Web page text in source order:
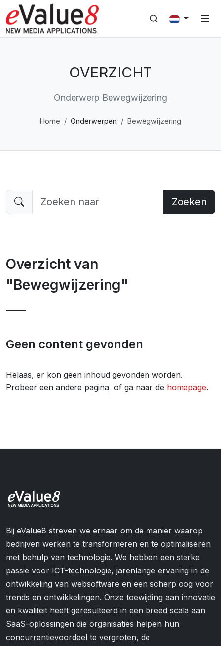
OVERZICHT
Onderwerp Bewegwijzering
Home Onderwerpen Bewegwijzering
Zoeken
Overzicht van
"Bewegwijzering"
Geen content gevonden
Helaas, er kon geen inhoud gevonden worden.
Probeer een andere pagina, of ga naar de homepage.
Bij eValue8 streven we ernaar om de manier waarop
bedrijven werken te transformeren en te optimaliseren
met behulp van technologie. We hebben een sterke
passie voor ICT-technologie, jarenlange ervaring in de
ontwikkeling van websoftware en een scherp oog voor
trends en ontwikkelingen. Onze toewijding aan innovatie
en kwaliteit heeft geresulteerd in een breed scala aan
SaaS-oplossingen die organisaties helpen hun
concurrentievoordeel te vergroten, de